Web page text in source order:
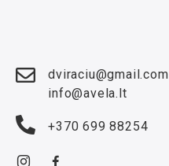
dviraciu@gmail.com
info@avela.lt
+370 699 88254